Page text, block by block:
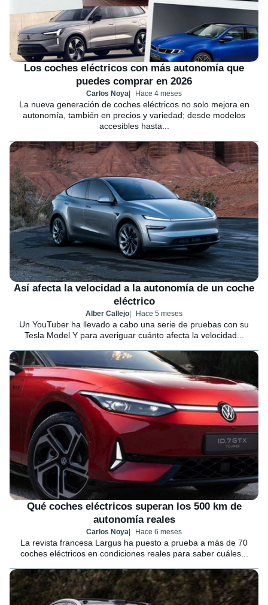
Los coches eléctricos con más autonomía que
puedes comprar en 2026
Carlos Noya Hace 4 meses
La nueva generación de coches eléctricos no solo mejora en
autonomía, también en precios y variedad; desde modelos
accesibles hasta...
Así afecta la velocidad a la autonomía de un coche
eléctrico
Alber Callejo Hace 5 meses
Un YouTuber ha llevado a cabo una serie de pruebas con su
Tesla Model Y para averiguar cuánto afecta la velocidad...
Qué coches eléctricos superan los 500 km de
autonomía reales
Carlos Noya Hace 6 meses
La revista francesa Largus ha puesto a prueba a más de 70
coches eléctricos en condiciones reales para saber cuáles...